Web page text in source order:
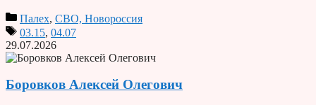
Палех, СВО, Новороссия
03.15, 04.07
29.07.2026
Боровков Алексей Олегович